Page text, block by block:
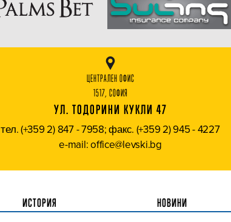
ЦЕНТРАЛЕН ОФИС
1517, СОФИЯ
УЛ. ТОДОРИНИ КУКЛИ 47
тел. (+359 2) 847 - 7958; факс. (+359 2) 945 - 4227
e-mail: office@levski.bg
ИСТОРИЯ НОВИНИ